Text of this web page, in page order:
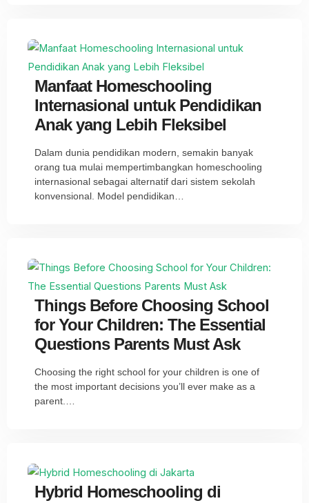
Manfaat Homeschooling
Internasional untuk Pendidikan
Anak yang Lebih Fleksibel
Dalam dunia pendidikan modern, semakin banyak
orang tua mulai mempertimbangkan homeschooling
internasional sebagai alternatif dari sistem sekolah
konvensional. Model pendidikan…
Things Before Choosing School
for Your Children: The Essential
Questions Parents Must Ask
Choosing the right school for your children is one of
the most important decisions you’ll ever make as a
parent.…
Hybrid Homeschooling di